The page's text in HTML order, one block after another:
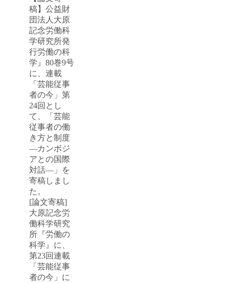
稿】公益財
団法人大原
記念労働科
学研究所発
行労働の科
学』80巻9号
に、連載
「芸能従事
者の今」第
24回とし
て、「芸能
従事者の働
き方と制度
―カンボジ
アとの国際
対話―」を
寄稿しまし
た。
[論文寄稿]
大原記念労
働科学研究
所『労働の
科学』に、
第23回連載
「芸能従事
者の今」に